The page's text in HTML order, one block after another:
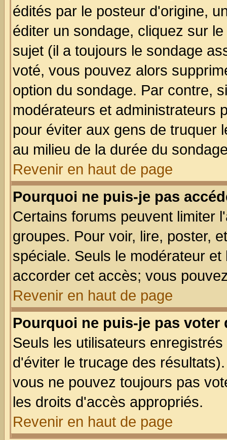
édités par le posteur d'origine,
éditer un sondage, cliquez sur
sujet (il a toujours le sondage
voté, vous pouvez alors
option du sondage. Par contre,
modérateurs et administrateurs
pour éviter aux gens de truquer
au milieu de la durée du
Revenir en haut de page
Pourquoi ne puis-je pas
Certains forums peuvent limiter
groupes. Pour voir, lire, poster,
spéciale. Seuls le modérateur
accorder cet accès; vous
Revenir en haut de page
Pourquoi ne puis-je pas voter
Seuls les utilisateurs
d'éviter le trucage des
vous ne pouvez toujours pas
les droits d'accès appropriés.
Revenir en haut de page